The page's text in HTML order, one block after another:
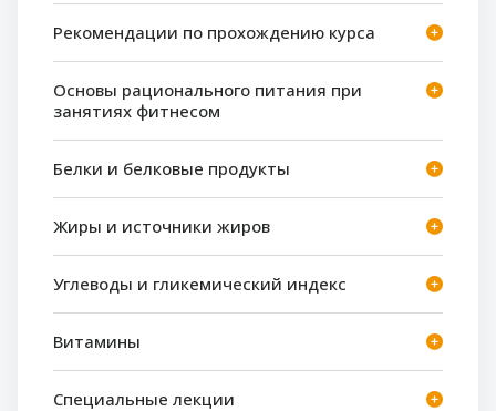
Рекомендации по прохождению курса
Основы рационального питания при
занятиях фитнесом
Белки и белковые продукты
Жиры и источники жиров
Углеводы и гликемический индекс
Витамины
Специальные лекции